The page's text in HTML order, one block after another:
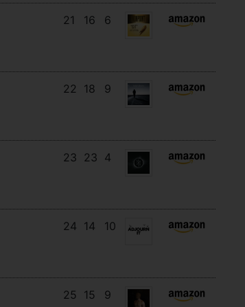
21 16 6
22 18 9
23 23 4
24 14 10
25 15 9